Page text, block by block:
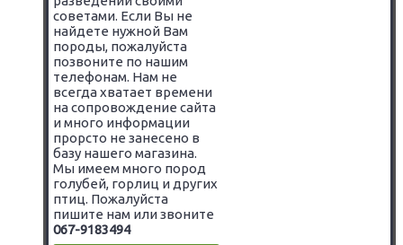
советами. Если Вы не
найдете нужной Вам
породы, пожалуйста
позвоните по нашим
телефонам. Нам не
всегда хватает времени
на сопровождение сайта
и много информации
прорсто не занесено в
базу нашего магазина.
Мы имеем много пород
голубей, горлиц и других
птиц. Пожалуйста
пишите нам или звоните
067-9183494